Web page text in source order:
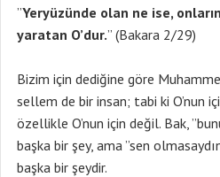
”Yeryüzünde olan ne ise, onlar
yaratan O’dur.” (Bakara 2/29)
Bizim için dediğine göre
sellem de bir insan; tabi ki O’nun
özellikle O’nun için değil. Bak,
başka bir şey, ama ”sen
başka bir şeydir.